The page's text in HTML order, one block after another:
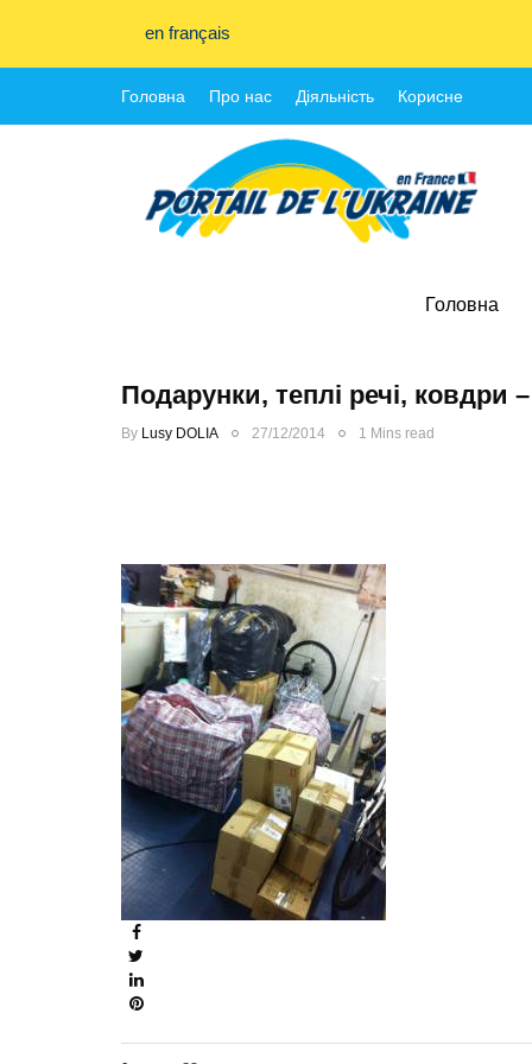
en français
Головна Про нас Діяльність Корисне
Головна
Подарунки, теплі речі, ковдри
By Lusy DOLIA 27/12/2014 1 Mins read